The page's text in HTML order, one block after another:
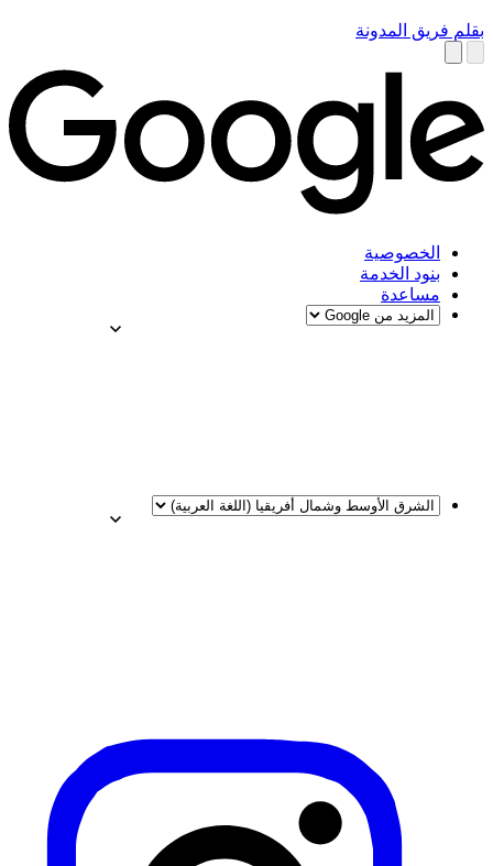
بقلم فريق المدونة
الخصوصية
بنود الخدمة
مساعدة